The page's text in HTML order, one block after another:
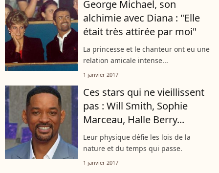
George Michael, son
alchimie avec Diana : "Elle
était très attirée par moi"
La princesse et le chanteur ont eu une
relation amicale intense...
1 janvier 2017
Ces stars qui ne vieillissent
pas : Will Smith, Sophie
Marceau, Halle Berry...
Leur physique défie les lois de la
nature et du temps qui passe.
1 janvier 2017